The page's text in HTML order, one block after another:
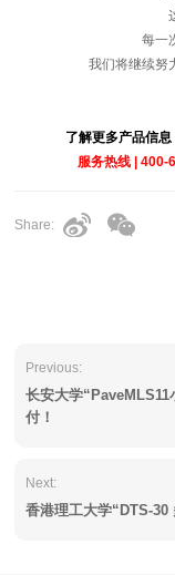
每一
我们将继续努
了解更多产品信
服务热线 |
Share:
Previous:
长安大学
付！
Next:
香港理工大学“DTS-30